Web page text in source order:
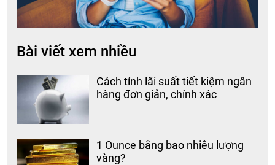
Bài viết xem nhiều
Cách tính lãi suất tiết kiệm ngân
hàng đơn giản, chính xác
1 Ounce bằng bao nhiêu lượng
vàng?